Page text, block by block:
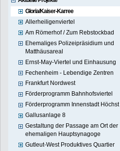
Gloria/Kaiser-Karree
Allerheiligenviertel
Am Römerhof / Zum Rebstockbad
Ehemaliges Polizeipräsidium und
Matthäusareal
Ernst-May-Viertel und Einhausung
Fechenheim - Lebendige Zentren
Frankfurt Nordwest
Förderprogramm Bahnhofsviertel
Förderprogramm Innenstadt Höchst
Gallusanlage 8
Gestaltung der Passage am Ort der
ehemaligen Hauptsynagoge
Gutleut-West Produktives Quartier